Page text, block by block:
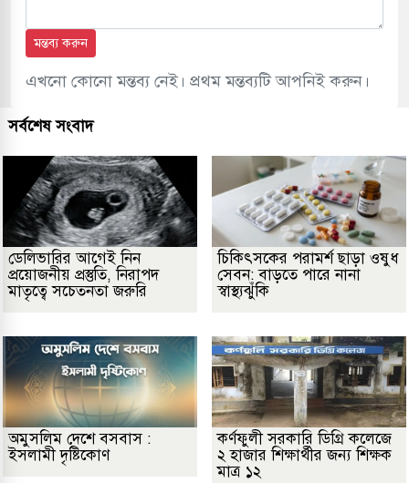
মন্তব্য করুন
এখনো কোনো মন্তব্য নেই। প্রথম মন্তব্যটি আপনিই করুন।
সর্বশেষ সংবাদ
ডেলিভারির আগেই নিন
প্রয়োজনীয় প্রস্তুতি, নিরাপদ
মাতৃত্বে সচেতনতা জরুরি
চিকিৎসকের পরামর্শ ছাড়া ওষুধ
সেবন: বাড়তে পারে নানা
স্বাস্থ্যঝুঁকি
অমুসলিম দেশে বসবাস :
ইসলামী দৃষ্টিকোণ
কর্ণফুলী সরকারি ডিগ্রি কলেজে
২ হাজার শিক্ষার্থীর জন্য শিক্ষক
মাত্র ১২